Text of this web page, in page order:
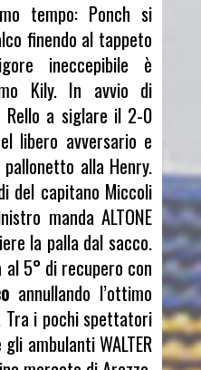
tempo: Ponch si
finendo al tappeto
ineccepibile è
Kily. In avvio di
a siglare il 2-0
libero avversario e
alla Henry.
del capitano Miccoli
manda ALTONE
la palla dal sacco.
5° di recupero con
annullando l’ottimo
i pochi spettatori
ambulanti WALTER